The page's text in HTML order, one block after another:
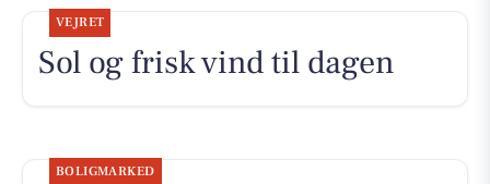
VEJRET
Sol og frisk vind til dagen
BOLIGMARKED